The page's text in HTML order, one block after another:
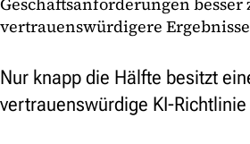
vertrauenswürdigere
Nur knapp die Hälfte besitzt
vertrauenswürdige KI-Richtlinie